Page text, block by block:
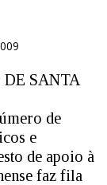
SANTA
de
e
de apoio à
faz fila